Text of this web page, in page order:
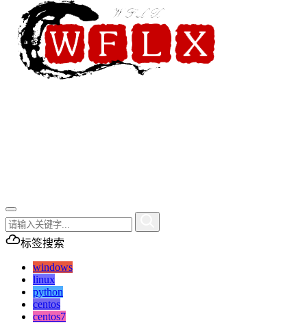
标签搜索
windows
linux
python
centos
centos7